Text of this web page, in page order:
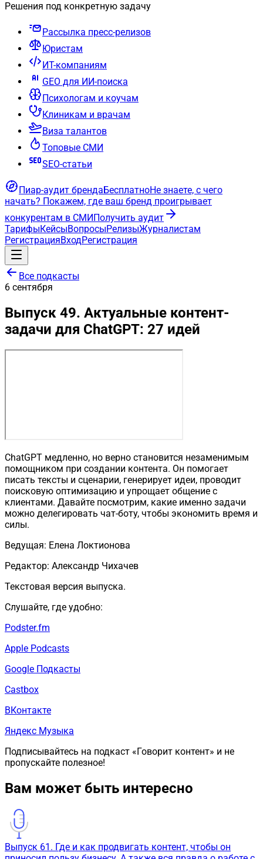
Решения под конкретную задачу
Рассылка пресс-релизов
Юристам
ИТ-компаниям
GEO для ИИ-поиска
Психологам и коучам
Клиникам и врачам
Виза талантов
Топовые СМИ
SEO-статьи
Пиар-аудит брендаБесплатноНе знаете, с чего
начать? Покажем, где ваш бренд проигрывает
конкурентам в СМИПолучить аудит
ТарифыКейсыВопросыРелизыЖурналистам
РегистрацияВходРегистрация
Все подкасты
6 сентября
Выпуск 49. Актуальные контент-
задачи для ChatGPT: 27 идей
ChatGPT медленно, но верно становится незаменимым
помощником при создании контента. Он помогает
писать тексты и сценарии, генерирует идеи, проводит
поисковую оптимизацию и упрощает общение с
клиентами. Давайте посмотрим, какие именно задачи
можно делегировать чат-боту, чтобы экономить время и
силы.
Ведущая: Елена Локтионова
Редактор: Александр Чихачев
Текстовая версия выпуска.
Слушайте, где удобно:
Podster.fm
Apple Podcasts
Google Подкасты
Castbox
ВКонтакте
Яндекс Музыка
Подписывайтесь на подкаст «Говорит контент» и не
пропускайте полезное!
Вам может быть интересно
Выпуск 61. Где и как продвигать контент, чтобы он